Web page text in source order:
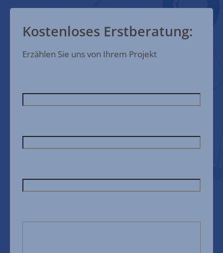
Kostenloses Erstberatung:
Erzählen Sie uns von Ihrem Projekt